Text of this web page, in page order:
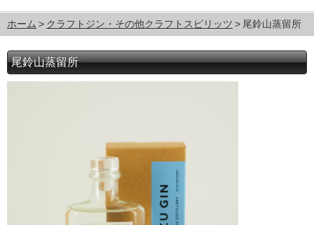
ホーム クラフトジン・その他クラフトスピリッツ 尾鈴山蒸留所
尾鈴山蒸留所